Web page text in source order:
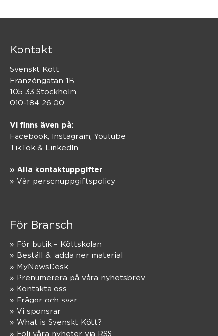
Kontakt
Svenskt Kött
Franzéngatan 1B
105 33 Stockholm
010-184 26 00
Vi finns även på:
Facebook, Instagram Youtube
TikTok & LinkedIn
» Alla kontaktuppgifter
» Vår personuppgiftspolicy
För Bransch
» För butik – Köttskolan
» Beställ & ladda ner material
» MyNewsDesk
» Prenumerera på våra nyhetsbrev
» Kontakta oss
» Frågor och svar
» Vi sponsrar
» What is Svenskt Kött?
» Följ våra nyheter via RSS